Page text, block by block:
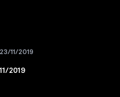
23/11/2019
2019